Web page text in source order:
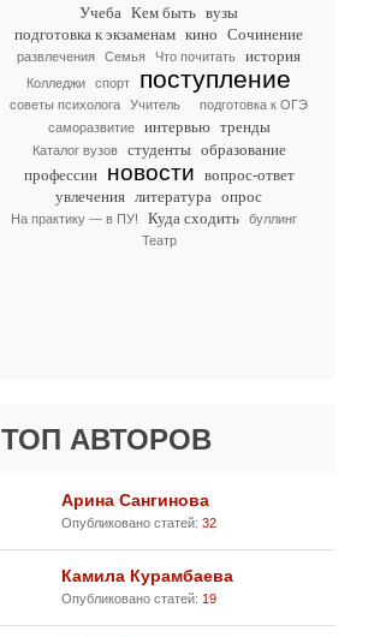
Учеба Кем быть вузы
подготовка к экзаменам кино Сочинение
развлечения Семья Что почитать история
Колледжи спорт поступление
советы психолога Учитель
подготовка к ОГЭ
саморазвитие
интервью тренды
Каталог вузов студенты образование
профессии
новости вопрос-ответ
увлечения литература опрос
На практику — в ПУ! Куда сходить
буллинг
Театр
ТОП АВТОРОВ
Арина Сангинова
Опубликовано статей: 32
Камила Курамбаева
Опубликовано статей: 19